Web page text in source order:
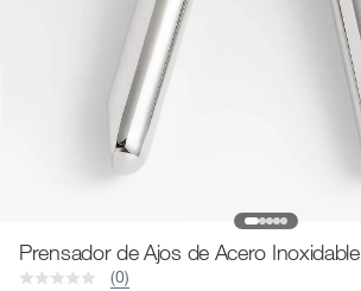
Prensador de Ajos de Acero Inoxidable
(0)